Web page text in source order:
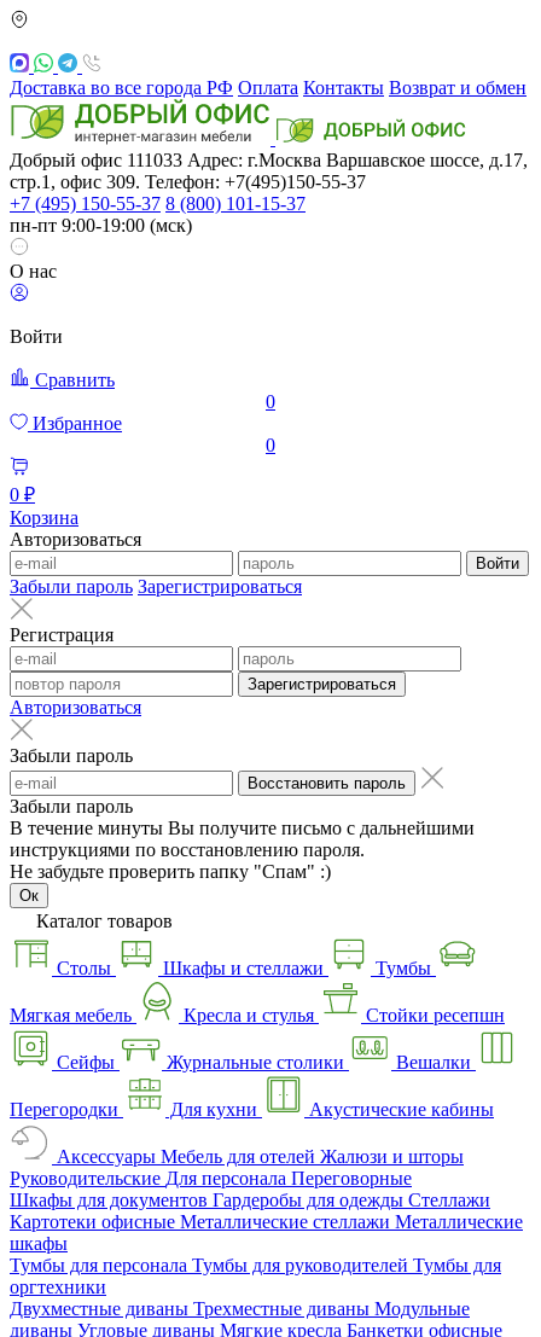
Доставка во все города РФ Оплата Контакты Возврат и обмен
Добрый офис 111033 Адрес: г.Москва Варшавское шоссе, д.17,
стр.1, офис 309. Телефон: +7(495)150-55-37
+7 (495) 150-55-37 8 (800) 101-15-37
пн-пт 9:00-19:00 (мск)
О нас
Войти
Сравнить
0
Избранное
0
0 ₽
Корзина
Авторизоваться
Войти
Забыли пароль Зарегистрироваться
Регистрация
Зарегистрироваться
Авторизоваться
Забыли пароль
Восстановить пароль
Забыли пароль
В течение минуты Вы получите письмо с дальнейшими
инструкциями по восстановлению пароля.
Не забудьте проверить папку "Спам" :)
Ок
Каталог товаров
Столы Шкафы и стеллажи Тумбы
Мягкая мебель Кресла и стулья Стойки ресепшн
Сейфы Журнальные столики Вешалки
Перегородки Для кухни Акустические кабины
Аксессуары Мебель для отелей Жалюзи и шторы
Руководительские Для персонала Переговорные
Шкафы для документов Гардеробы для одежды Стеллажи
Картотеки офисные Металлические стеллажи Металлические
шкафы
Тумбы для персонала Тумбы для руководителей Тумбы для
оргтехники
Двухместные диваны Трехместные диваны Модульные
диваны Угловые диваны Мягкие кресла Банкетки офисные